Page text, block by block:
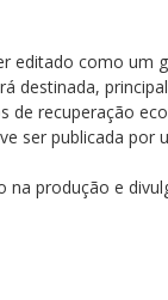
editado como um
destinada,
de recuperação
ser publicada por
na produção e